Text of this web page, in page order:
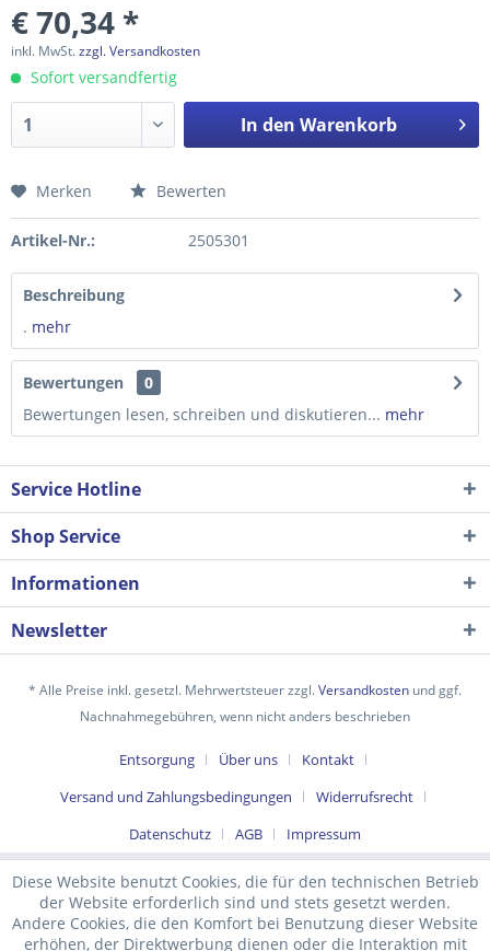
€ 70,34 *
inkl. MwSt.zzgl. Versandkosten
Sofort versandfertig
In den Warenkorb
Preis anfragen
Ich habe dieDatenschutzerklärunggelesen,
Mit * gekennzeichnete Felder sind Pflichtfelder.
Merken Bewerten
Artikel-Nr.: 2505301
Beschreibung
. mehr
Bewertungen
0
Bewertungen lesen, schreiben und diskutieren... mehr
Service Hotline
Shop Service
Informationen
Newsletter
* Alle Preise inkl. gesetzl. Mehrwertsteuer zzgl.Versandkosten und ggf.
Nachnahmegebühren, wenn nicht anders beschrieben
Entsorgung Über uns
Kontakt
Versand und Zahlungsbedingungen
Widerrufsrecht
Datenschutz
AGB Impressum
Diese Website benutzt Cookies, die für den technischen Betrieb
der Website erforderlich sind und stets gesetzt werden.
Andere Cookies, die den Komfort bei Benutzung dieser Website
erhöhen, der Direktwerbung dienen oder die Interaktion mit